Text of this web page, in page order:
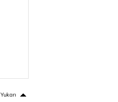
Yukarı